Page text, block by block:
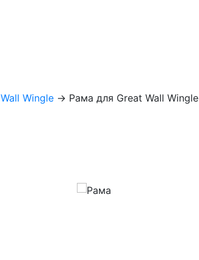
Wingle → Рама для Great Wall Wingle